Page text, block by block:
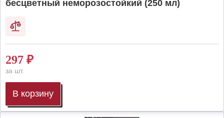
бесцветный неморозостойкий (250 мл)
297 ₽
за шт.
В корзину